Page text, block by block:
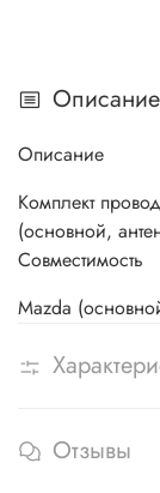
Описание
Описание
Комплект
(основной,
Совместимость
Mazda
Отзывы